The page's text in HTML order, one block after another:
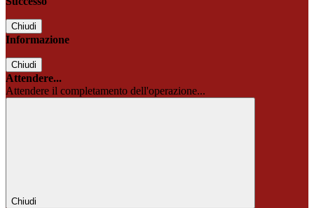
Chiudi
Informazione
Chiudi
Attendere...
Attendere il completamento dell'operazione...
Chiudi